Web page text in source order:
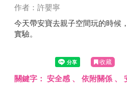
作者：許嬰寧
今天帶安寶去親子空間玩的時候
實驗。
收藏
關鍵字： 安全感 、 依附關係 、